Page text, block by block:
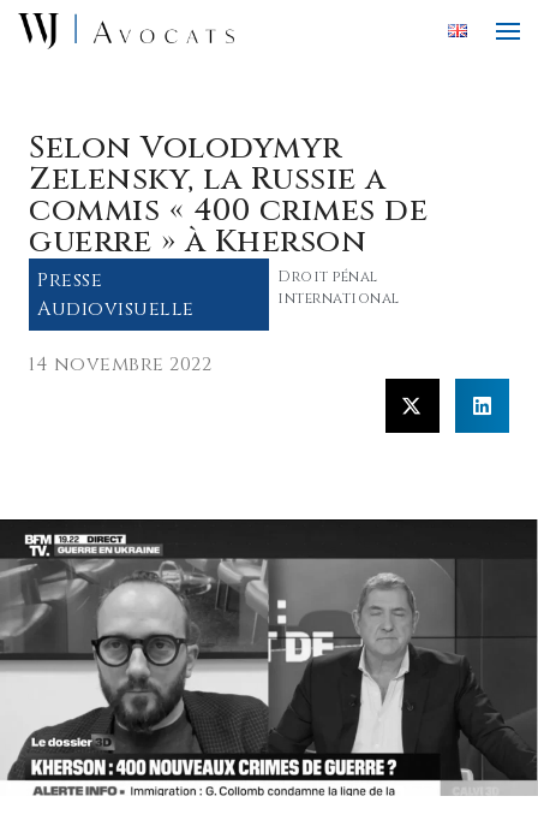
Skip to main content
Selon Volodymyr
Zelensky, la Russie a
commis « 400 crimes de
guerre » à Kherson
Presse
Audiovisuelle
Droit pénal
international
14 novembre 2022